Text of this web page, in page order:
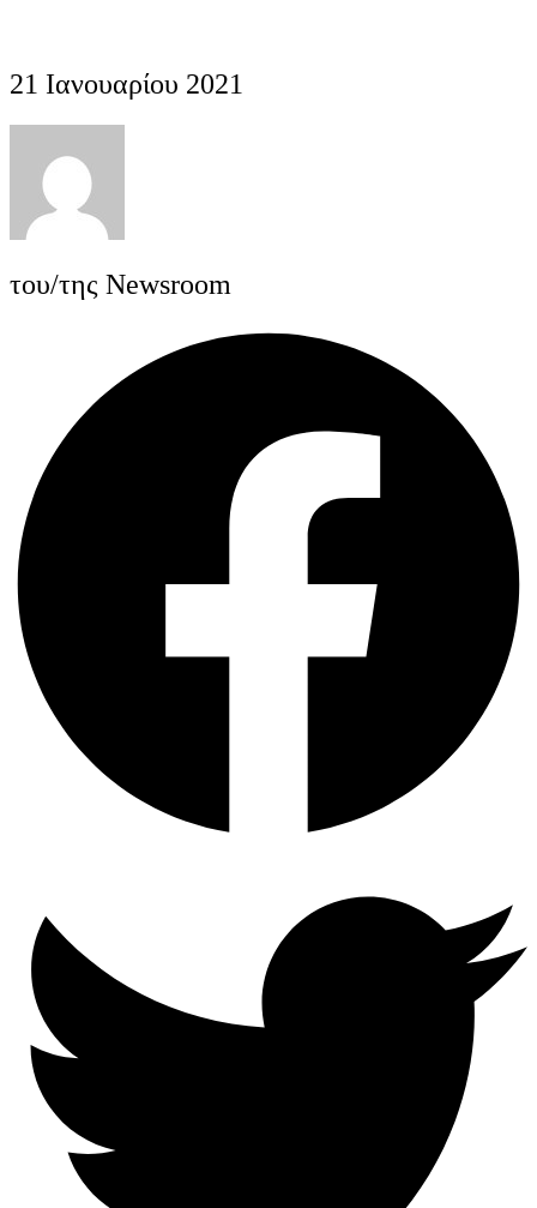
21 Ιανουαρίου 2021
του/της Newsroom